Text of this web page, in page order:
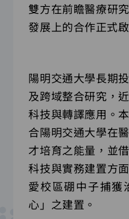
雙方在前瞻醫療研
發展上的合作正式
陽明交通大學長期
及跨域整合研究，
科技與轉譯應用。
合陽明交通大學在
才培育之能量，並
科技與實務建置方
愛校區硼中子捕獲
心」之建置。